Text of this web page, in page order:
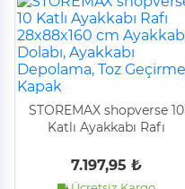
STOREMAX shopverse 10
Katlı Ayakkabı Rafı
Dolabı, Ayakkabı
Depolama, Toz Geçirmez
7.197,95 ₺